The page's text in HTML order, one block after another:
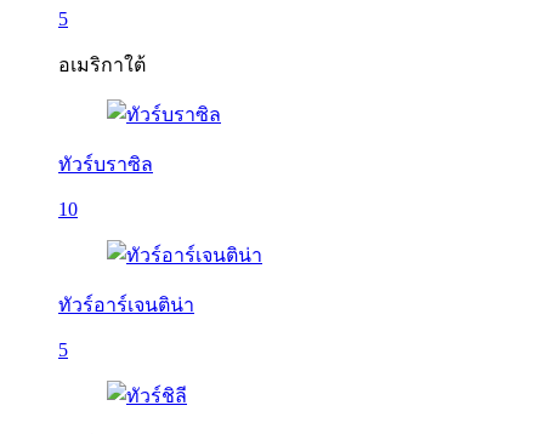
5
อเมริกาใต้
ทัวร์บราซิล
10
ทัวร์อาร์เจนติน่า
5